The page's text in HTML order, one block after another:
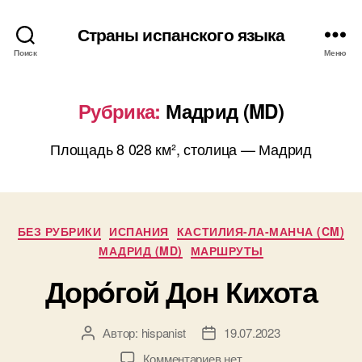
Поиск
Страны испанского языка
Меню
Рубрика: Мадрид (MD)
Площадь 8 028 км², столица — Мадрид
Р
у
б
р
и
и
БЕЗ РУБРИКИ ИСПАНИЯ КАСТИЛИЯ-ЛА-МАНЧА (CM)
МАДРИД (MD)
МАРШРУТЫ
Дорóгой Дон Кихота
А Автор: hispanist
Д 19.07.2023
Комментариевк
нет